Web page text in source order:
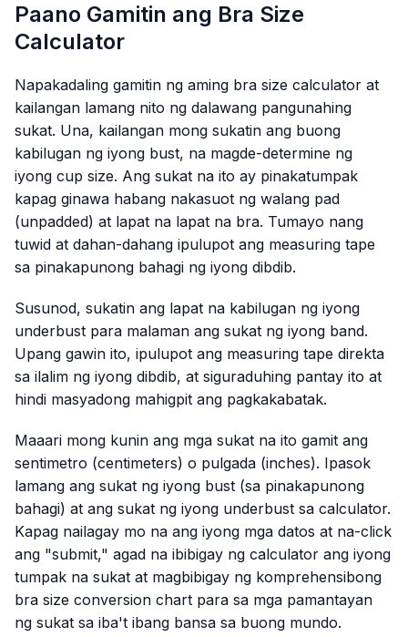
Paano Gamitin ang Bra Size
Calculator
Napakadaling gamitin ng aming bra size calculator at
kailangan lamang nito ng dalawang pangunahing
sukat. Una, kailangan mong sukatin ang buong
kabilugan ng iyong bust, na magde-determine ng
iyong cup size. Ang sukat na ito ay pinakatumpak
kapag ginawa habang nakasuot ng walang pad
(unpadded) at lapat na lapat na bra. Tumayo nang
tuwid at dahan-dahang ipulupot ang measuring tape
sa pinakapunong bahagi ng iyong dibdib.
Susunod, sukatin ang lapat na kabilugan ng iyong
underbust para malaman ang sukat ng iyong band.
Upang gawin ito, ipulupot ang measuring tape direkta
sa ilalim ng iyong dibdib, at siguraduhing pantay ito at
hindi masyadong mahigpit ang pagkakabatak.
Maaari mong kunin ang mga sukat na ito gamit ang
sentimetro (centimeters) o pulgada (inches). Ipasok
lamang ang sukat ng iyong bust (sa pinakapunong
bahagi) at ang sukat ng iyong underbust sa calculator.
Kapag nailagay mo na ang iyong mga datos at na-click
ang "submit," agad na ibibigay ng calculator ang iyong
tumpak na sukat at magbibigay ng komprehensibong
bra size conversion chart para sa mga pamantayan
ng sukat sa iba't ibang bansa sa buong mundo.